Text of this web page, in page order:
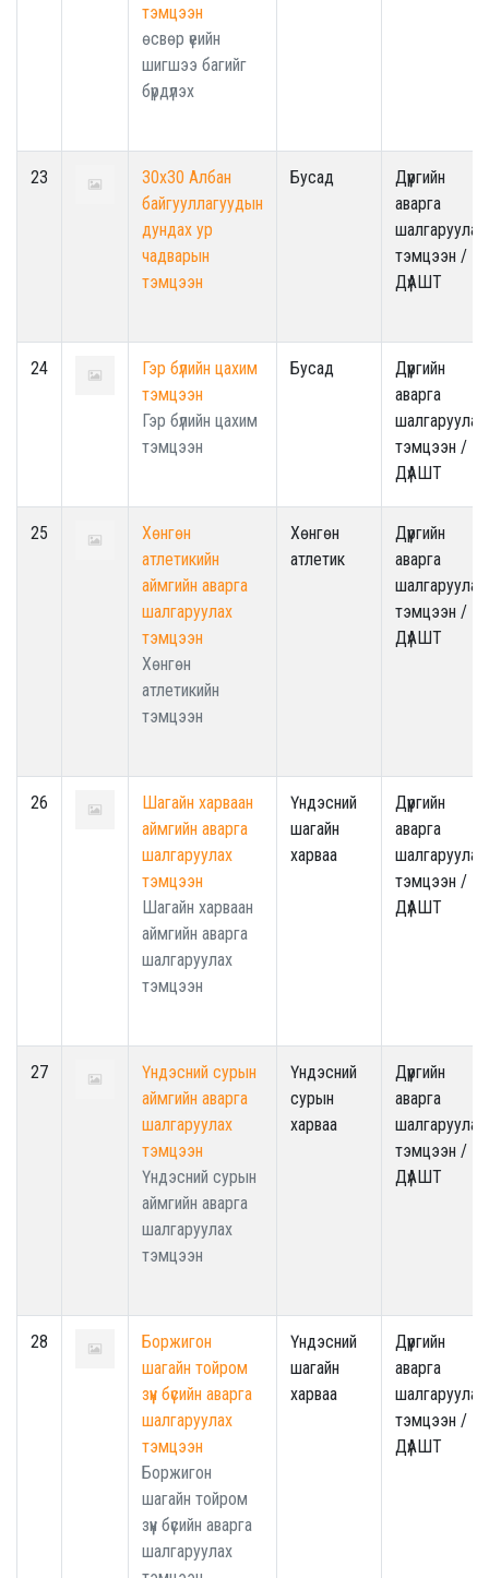
тэмцээн
өсвөр үеийн
шигшээ багийг
бүрдүлэх
23
30х30 Албан
байгууллагуудын
дундах ур
чадварын
тэмцээн
Бусад
Дүүргийн
аварга
шалгаруулах
тэмцээн /
ДүАШТ
24
Гэр бүлийн цахим
тэмцээн
Гэр бүлийн цахим
тэмцээн
Бусад
Дүүргийн
аварга
шалгаруулах
тэмцээн /
ДүАШТ
25
Хөнгөн
атлетикийн
аймгийн аварга
шалгаруулах
тэмцээн
Хөнгөн
атлетикийн
тэмцээн
Хөнгөн
атлетик
Дүүргийн
аварга
шалгаруулах
тэмцээн /
ДүАШТ
26
Шагайн харваан
аймгийн аварга
шалгаруулах
тэмцээн
Шагайн харваан
аймгийн аварга
шалгаруулах
тэмцээн
Үндэсний
шагайн
харваа
Дүүргийн
аварга
шалгаруулах
тэмцээн /
ДүАШТ
27
Үндэсний сурын
аймгийн аварга
шалгаруулах
тэмцээн
Үндэсний сурын
аймгийн аварга
шалгаруулах
тэмцээн
Үндэсний
сурын
харваа
Дүүргийн
аварга
шалгаруулах
тэмцээн /
ДүАШТ
28
Боржигон
шагайн тойром
зүүн бүсийн аварга
шалгаруулах
тэмцээн
Боржигон
шагайн тойром
зүүн бүсийн аварга
шалгаруулах
Үндэсний
шагайн
харваа
Дүүргийн
аварга
шалгаруулах
тэмцээн /
ДүАШТ